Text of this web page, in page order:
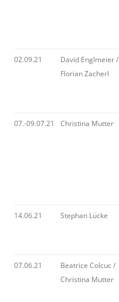
02.09.21
David Englmeier /
Florian Zacherl
07.-09.07.21 Christina Mutter
14.06.21 Stephan Lücke
07.06.21
Beatrice Colcuc /
Christina Mutter